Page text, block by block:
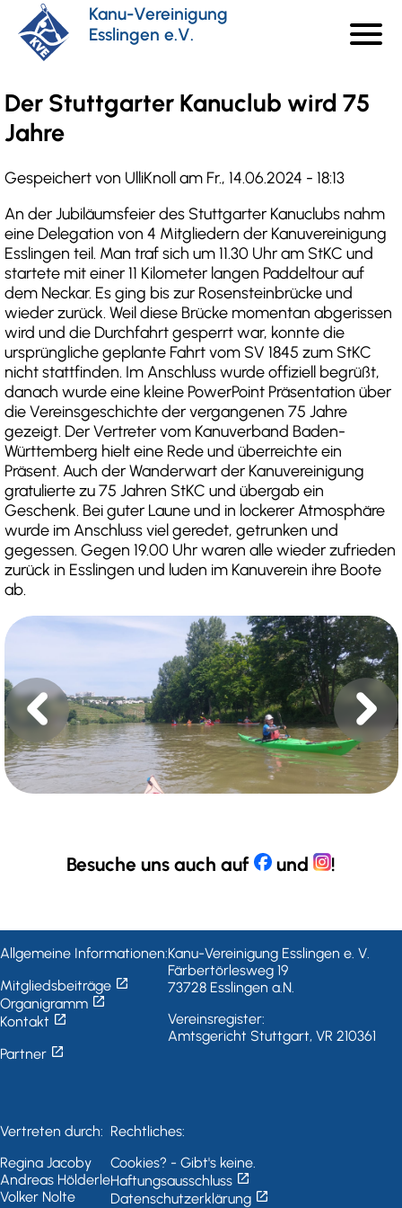
zum
Inhalt
Kanu-Vereinigung
Esslingen e.V.
menu
Der Stuttgarter Kanuclub wird 75
Jahre
Gespeichert von UlliKnollam Fr., 14.06.2024 - 18:13
An der Jubiläumsfeier des Stuttgarter Kanuclubs nahm
eine Delegation von 4 Mitgliedern der Kanuvereinigung
Esslingen teil. Man traf sich um 11.30 Uhr am StKC und
startete mit einer 11 Kilometer langen Paddeltour auf
dem Neckar. Es ging bis zur Rosensteinbrücke und
wieder zurück. Weil diese Brücke momentan abgerissen
wird und die Durchfahrt gesperrt war, konnte die
ursprüngliche geplante Fahrt vom SV 1845 zum StKC
nicht stattfinden. Im Anschluss wurde offiziell begrüßt,
danach wurde eine kleine PowerPoint Präsentation über
die Vereinsgeschichte der vergangenen 75 Jahre
gezeigt. Der Vertreter vom Kanuverband Baden-
Württemberg hielt eine Rede und überreichte ein
Präsent. Auch der Wanderwart der Kanuvereinigung
gratulierte zu 75 Jahren StKC und übergab ein
Geschenk. Bei guter Laune und in lockerer Atmosphäre
wurde im Anschluss viel geredet, getrunken und
gegessen. Gegen 19.00 Uhr waren alle wieder zufrieden
zurück in Esslingen und luden im Kanuverein ihre Boote
ab.
chevron_left chevron_right
Besuche uns auch auf und !
Allgemeine Informationen:
Mitgliedsbeiträge open_in_new
Organigramm open_in_new
Kontakt open_in_new
Partner open_in_new
Kanu-Vereinigung Esslingen e. V.
Färbertörlesweg 19
73728 Esslingen a.N.
Vereinsregister:
Amtsgericht Stuttgart, VR 210361
Vertreten durch:
Regina Jacoby
Andreas Hölderle
Volker Nolte
Rechtliches:
Cookies? - Gibt's keine.
Haftungsausschluss open_in_new
Datenschutzerklärung open_in_new